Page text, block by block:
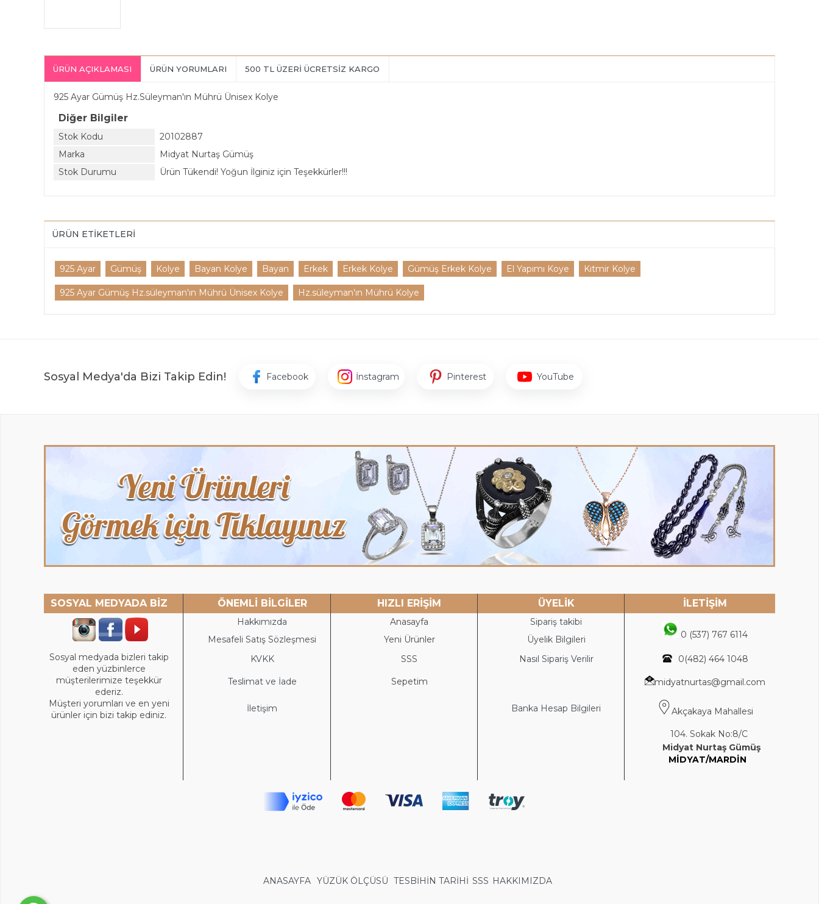
ÜRÜN AÇIKLAMASI ÜRÜN YORUMLARI 500 TL ÜZERİ ÜCRETSİZ KARGO
925 Ayar Gümüş Hz.Süleyman'ın Mührü Ünisex Kolye
Diğer Bilgiler
Stok Kodu
20102887
Marka
Midyat Nurtaş Gümüş
Stok Durumu
Ürün Tükendi! Yoğun İlginiz için Teşekkürler!!!
ÜRÜN ETIKETLERI
925 Ayar Gümüş Kolye Bayan Kolye Bayan Erkek Erkek Kolye Gümüş Erkek Kolye El Yapımı Koye Kıtmir Kolye
925 Ayar Gümüş Hz.süleyman'ın Mührü Ünisex Kolye Hz.süleyman'ın Mührü Kolye
Sosyal Medya'da Bizi Takip Edin! Facebook İnstagram Pinterest YouTube
SOSYAL MEDYADA BİZ ÖNEMLİ BİLGİLER HIZLI ERİŞİM ÜYELİK İLETİŞİM
Hakkımızda Anasayfa
Sipariş takibi
0 (537) 767 6114
Mesafeli Satış Sözleşmesi Yeni Ürünler
Üyelik Bilgileri
Sosyal medyada bizleri takip
eden yüzbinlerce
müşterilerimize teşekkür
ederiz.
Müşteri yorumları ve en yeni
ürünler için bizi takip ediniz.
KVKK SSS Nasıl Sipariş Verilir 0(482) 464 1048
Teslimat ve İade Sepetim midyatnurtas@gmail.com
İletişim Banka Hesap Bilgileri Akçakaya Mahallesi
104. Sokak No:8/C
Midyat Nurtaş Gümüş
MİDYAT/MARDİN
ANASAYFA YÜZÜK ÖLÇÜSÜ TESBİHİN TARİHİ SSS HAKKIMIZDA